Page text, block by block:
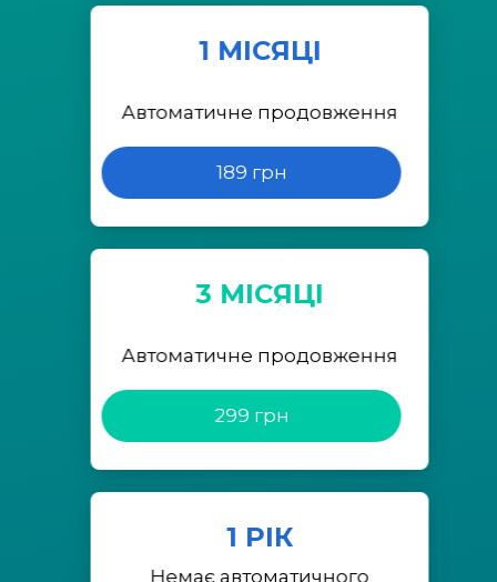
1 МІСЯЦІ
Автоматичне продовження
189 грн
3 МІСЯЦІ
Автоматичне продовження
299 грн
1 РІК
Немає автоматичного